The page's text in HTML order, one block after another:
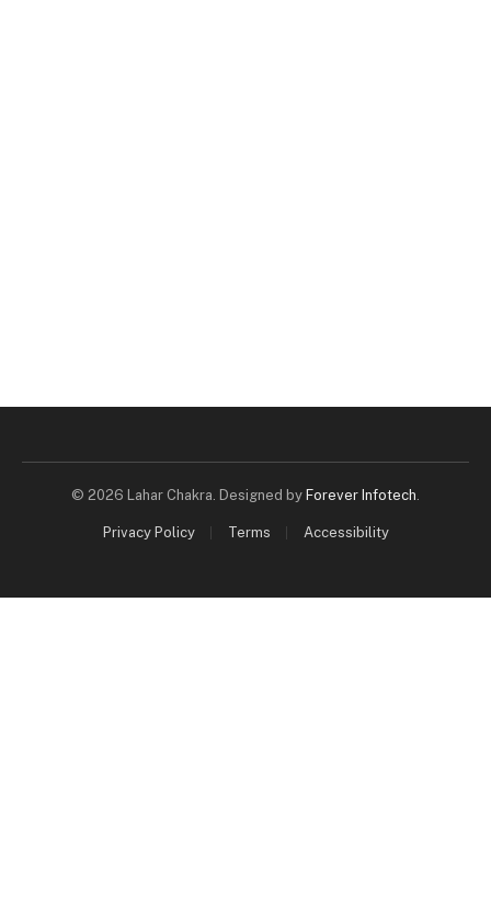
© 2026 Lahar Chakra. Designed by Forever Infotech.
Privacy Policy Terms Accessibility